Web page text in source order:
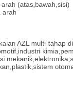
(atas,bawah,sisi)
arah
AZL multi-tahap